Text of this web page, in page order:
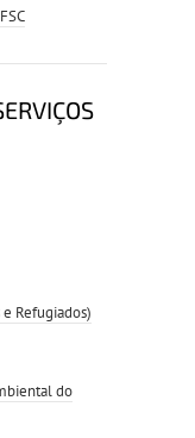
Refugiados)
do